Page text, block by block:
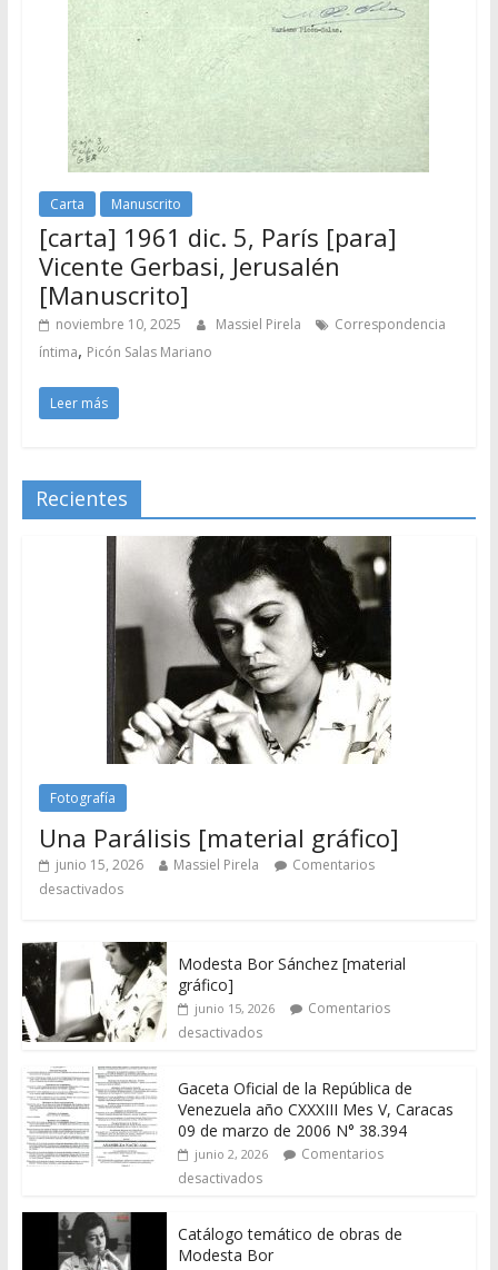
Carta Manuscrito
[carta] 1961 dic. 5, París [para]
Vicente Gerbasi, Jerusalén
[Manuscrito]
noviembre 10, 2025 Massiel Pirela
Correspondencia
íntima, Picón Salas Mariano
Leer más
Recientes
Fotografía
Una Parálisis [material gráfico]
junio 15, 2026 Massiel Pirela
Comentarios
desactivados
Modesta Bor Sánchez [material
gráfico]
junio 15, 2026
Comentarios
desactivados
Gaceta Oficial de la República de
Venezuela año CXXXIII Mes V, Caracas
09 de marzo de 2006 N° 38.394
junio 2, 2026
Comentarios
desactivados
Catálogo temático de obras de
Modesta Bor